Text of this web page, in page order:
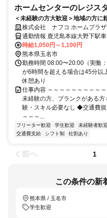
ホームセンターのレジス
＜未経験の方大歓迎＞地域の方に
販売のお仕事
株式会社 ナフコ ホームプラザ
通勤情報 鹿児島本線大野下駅
時給1,050円～1,100円
熊本県玉名市
勤務時間 08:00〜20:00（実働
が6時間を超える場合は45分以
休憩あり
仕事内容 ～～～～～～～～～
未経験の方、ブランクがある
験・スキル必要なし ◆交通費
～～～...
フリーター歓迎 学生歓迎 未経験者歓迎
交通費支給
シフト制 社割あり
前へ 1
この条件の新
熊本県 / 玉名市
学生歓迎